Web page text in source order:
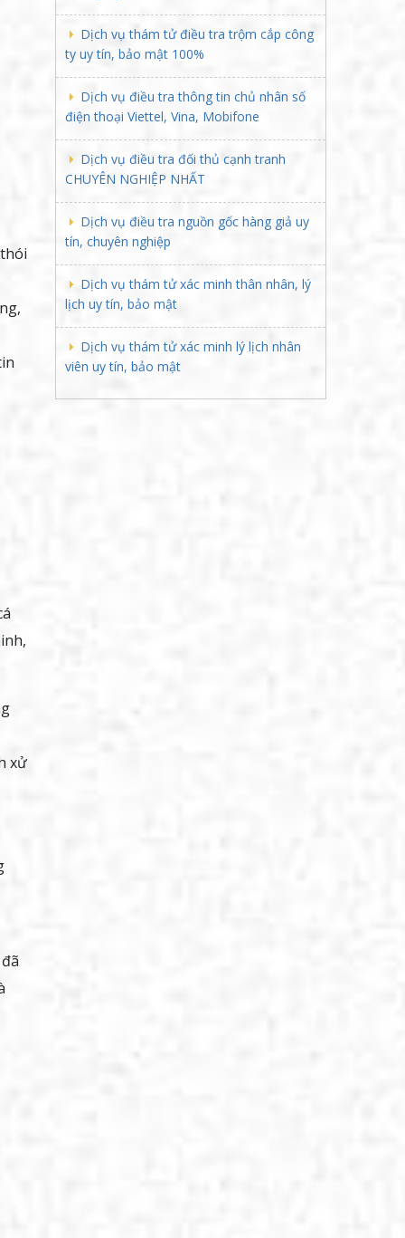
xử
Dịch vụ thám tử điều tra trộm cắp công
ty uy tín, bảo mật 100%
Dịch vụ điều tra thông tin chủ nhân số
điện thoại Viettel, Vina, Mobifone
Dịch vụ điều tra đối thủ cạnh tranh
CHUYÊN NGHIỆP NHẤT
Dịch vụ điều tra nguồn gốc hàng giả uy
tín, chuyên nghiệp
Dịch vụ thám tử xác minh thân nhân, lý
lịch uy tín, bảo mật
Dịch vụ thám tử xác minh lý lịch nhân
viên uy tín, bảo mật